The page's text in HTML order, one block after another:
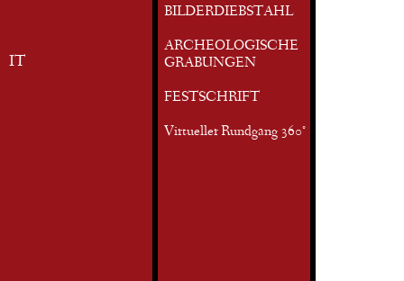
IT
BILDERDIEBSTAHL
ARCHEOLOGISCHE
GRABUNGEN
FESTSCHRIFT
Virtueller Rundgang 360°